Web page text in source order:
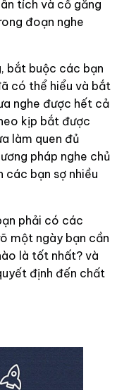
tích và cố gắng
đoạn nghe
bắt buộc các bạn
có thể hiểu và bắt
nghe được hết cả
kịp bắt được
làm quen đủ
pháp nghe chủ
các bạn sợ nhiều
phải có các
một ngày bạn cần
là tốt nhất? và
định đến chất